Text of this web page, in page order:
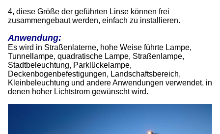
4, diese Größe der geführten Linse können frei
zusammengebaut werden, einfach zu installieren.
Anwendung:
Es wird in Straßenlaterne, hohe Weise führte Lampe,
Tunnellampe, quadratische Lampe, Straßenlampe,
Stadtbeleuchtung, Parklückelampe,
Deckenbogenbefestigungen, Landschaftsbereich,
Kleinbeleuchtung und andere Anwendungen verwendet, in
denen hoher Lichtstrom gewünscht wird.